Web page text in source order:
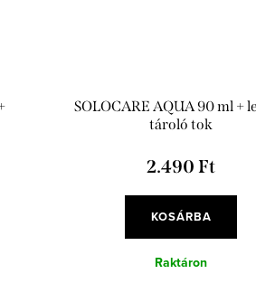
SOLOCARE AQUA 90 ml +
tároló tok
2.490 Ft
KOSÁRBA
Raktáron